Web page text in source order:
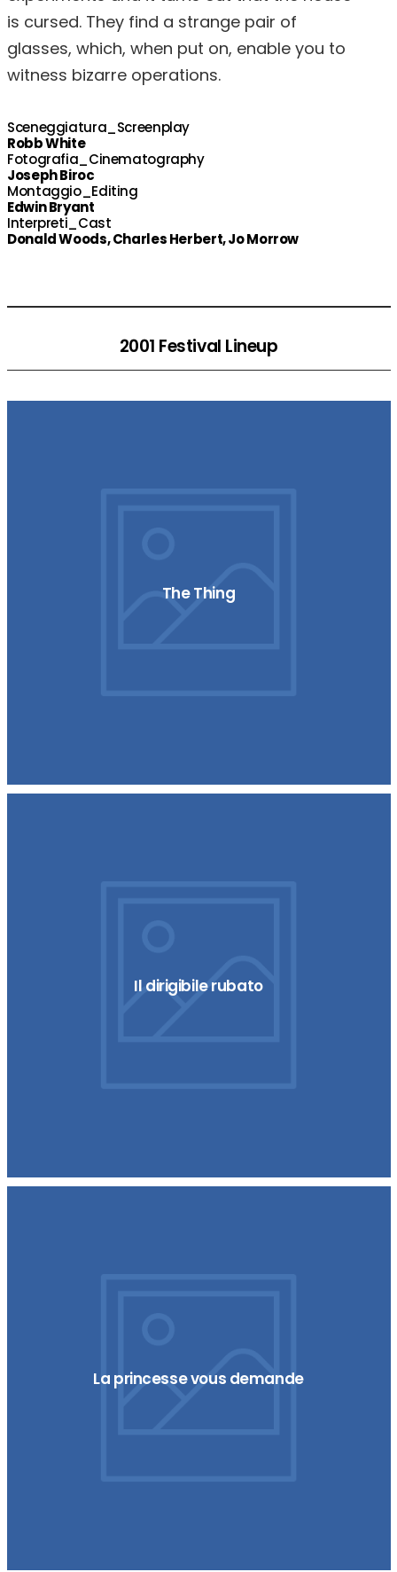
is cursed. They find a strange pair of
glasses, which, when put on, enable you to
witness bizarre operations.
Sceneggiatura_Screenplay
Robb White
Fotografia_Cinematography
Joseph Biroc
Montaggio_Editing
Edwin Bryant
Interpreti_Cast
Donald Woods, Charles Herbert, Jo Morrow
2001 Festival Lineup
The Thing
Il dirigibile rubato
La princesse vous demande